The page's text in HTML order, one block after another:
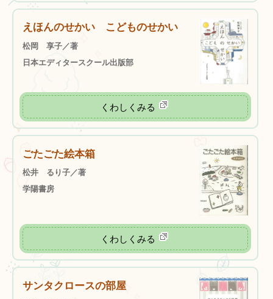
えほんのせかい こどものせかい
松岡 享子／著
日本エディタースクール出版部
くわしくみる
ごたごた絵本箱
松井 るり子／著
学陽書房
くわしくみる
サンタクロースの部屋